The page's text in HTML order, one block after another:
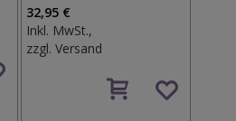
32,95 €
Inkl. MwSt.,
zzgl.Versand
den